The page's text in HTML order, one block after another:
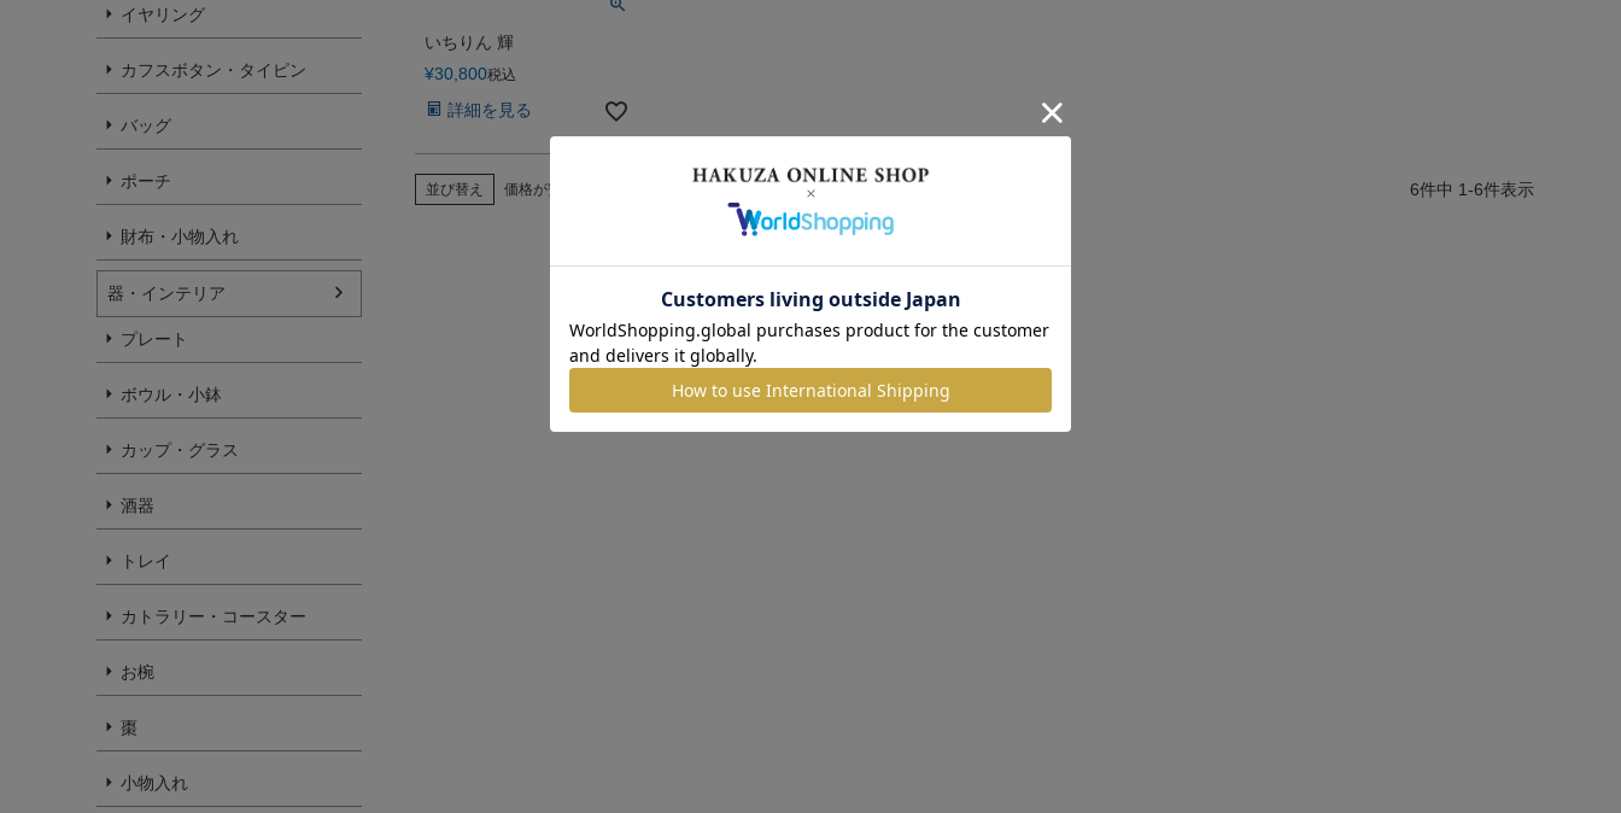
イヤリング
カフスボタン・タイピン
バッグ
ポーチ
財布・小物入れ
器・インテリア
プレート
ボウル・小鉢
カップ・グラス
酒器
トレイ
カトラリー・コースター
お椀
棗
小物入れ
いちりん 輝
¥30,800税込
詳細を見る
並び替え 価格が安い順 6件中 1-6件表示